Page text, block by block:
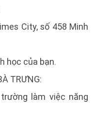
City, số 458 Minh
học của bạn.
TRƯNG:
làm việc năng